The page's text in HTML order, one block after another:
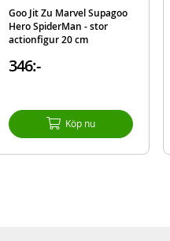
Goo Jit Zu Marvel Supagoo
Hero SpiderMan - stor
actionfigur 20 cm
346:-
Köp nu